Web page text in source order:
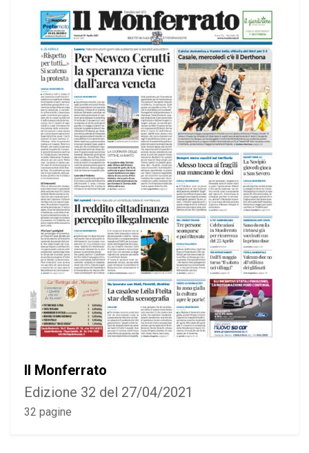
Il Monferrato
Edizione 32 del 27/04/2021
32 pagine